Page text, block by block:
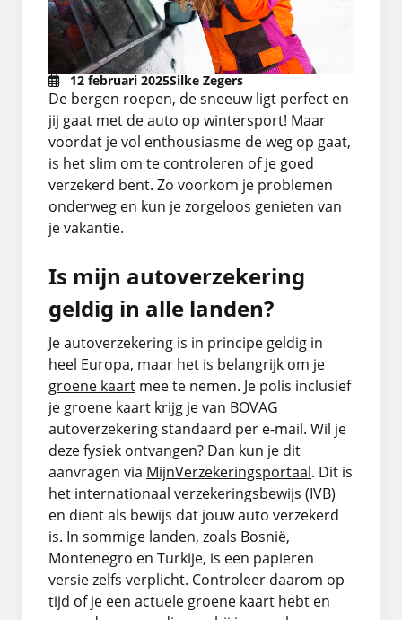
Fietsverzekering
Aanvullende verzekeringen
Alle verzekeringen
12 februari 2025Silke Zegers
De bergen roepen, de sneeuw ligt perfect en
jij gaat met de auto op wintersport! Maar
voordat je vol enthousiasme de weg op gaat,
is het slim om te controleren of je goed
verzekerd bent. Zo voorkom je problemen
onderweg en kun je zorgeloos genieten van
je vakantie.
Is mijn autoverzekering
geldig in alle landen?
Je autoverzekering is in principe geldig in
heel Europa, maar het is belangrijk om je
groene kaart mee te nemen. Je polis inclusief
je groene kaart krijg je van BOVAG
autoverzekering standaard per e-mail. Wil je
deze fysiek ontvangen? Dan kun je dit
aanvragen via MijnVerzekeringsportaal. Dit is
het internationaal verzekeringsbewijs (IVB)
en dient als bewijs dat jouw auto verzekerd
is. In sommige landen, zoals Bosnië,
Montenegro en Turkije, is een papieren
versie zelfs verplicht. Controleer daarom op
tijd of je een actuele groene kaart hebt en